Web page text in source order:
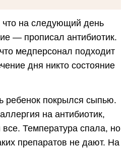
на следующий день
— прописал антибиотик.
медперсонал подходит
дня никто состояние
покрылся сыпью.
на антибиотик,
Температура спала, но
препаратов не дают. На